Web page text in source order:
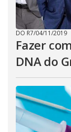
DO R7/04/11/2019
Fazer
DNA do